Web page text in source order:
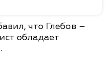
что Глебов –
обладает